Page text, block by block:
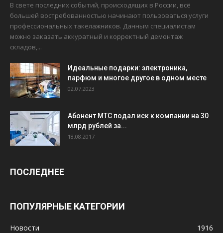
В свете последних событий, происходящих в России, всё
большей востребованностью начинают пользоваться услуги
профессиональных такелажников. Данным специалистам
можно заказать аккуратный и корректный демонтаж
складов,...
Идеальные подарки: электроника,
парфюм и многое другое в одном месте
02.07.2023
Абонент МТС подал иск к компании на 30
млрд рублей за...
18.08.2017
ПОСЛЕДНЕЕ
ПОПУЛЯРНЫЕ КАТЕГОРИИ
Новости 1916